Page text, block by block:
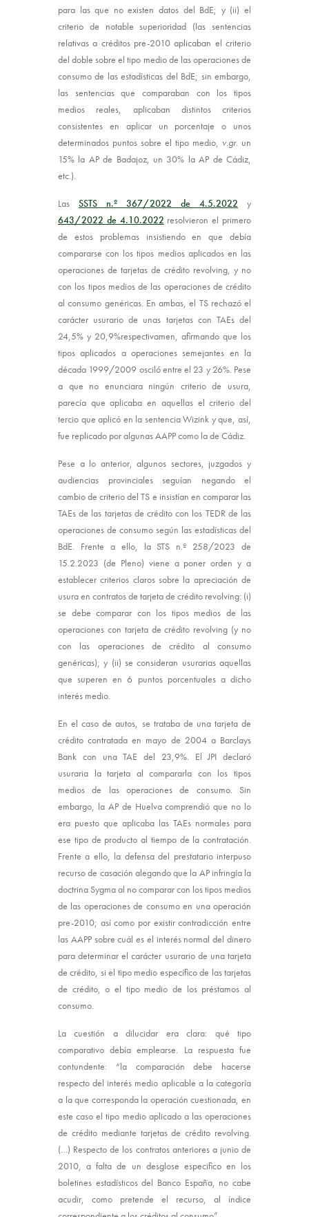
para las que no existen datos del BdE; y (ii) el
criterio de notable superioridad (las sentencias
relativas a créditos pre-2010 aplicaban el criterio
del doble sobre el tipo medio de las operaciones de
consumo de las estadísticas del BdE; sin embargo,
las sentencias que comparaban con los tipos
medios reales, aplicaban distintos criterios
consistentes en aplicar un porcentaje o unos
determinados puntos sobre el tipo medio, v.gr. un
15% la AP de Badajoz, un 30% la AP de Cádiz,
etc.).
Las SSTS n.º 367/2022 de 4.5.2022 y
643/2022 de 4.10.2022 resolvieron el primero
de estos problemas insistiendo en que debía
compararse con los tipos medios aplicados en las
operaciones de tarjetas de crédito revolving, y no
con los tipos medios de las operaciones de crédito
al consumo genéricas. En ambas, el TS rechazó el
carácter usurario de unas tarjetas con TAEs del
24,5% y 20,9%respectivamen, afirmando que los
tipos aplicados a operaciones semejantes en la
década 1999/2009 osciló entre el 23 y 26%. Pese
a que no enunciara ningún criterio de usura,
parecía que aplicaba en aquellas el criterio del
tercio que aplicó en la sentencia Wizink y que, así,
fue replicado por algunas AAPP como la de Cádiz.
Pese a lo anterior, algunos sectores, juzgados y
audiencias provinciales seguían negando el
cambio de criterio del TS e insistían en comparar las
TAEs de las tarjetas de crédito con los TEDR de las
operaciones de consumo según las estadísticas del
BdE. Frente a ello, la STS n.º 258/2023 de
15.2.2023 (de Pleno) viene a poner orden y a
establecer criterios claros sobre la apreciación de
usura en contratos de tarjeta de crédito revolving: (i)
se debe comparar con los tipos medios de las
operaciones con tarjeta de crédito revolving (y no
con las operaciones de crédito al consumo
genéricas); y (ii) se consideran usurarias aquellas
que superen en 6 puntos porcentuales a dicho
interés medio.
En el caso de autos, se trataba de una tarjeta de
crédito contratada en mayo de 2004 a Barclays
Bank con una TAE del 23,9%. El JPI declaró
usuraria la tarjeta al compararla con los tipos
medios de las operaciones de consumo. Sin
embargo, la AP de Huelva comprendió que no lo
era puesto que aplicaba las TAEs normales para
ese tipo de producto al tiempo de la contratación.
Frente a ello, la defensa del prestatario interpuso
recurso de casación alegando que la AP infringía la
doctrina Sygma al no comparar con los tipos medios
de las operaciones de consumo en una operación
pre-2010; así como por existir contradicción entre
las AAPP sobre cuál es el interés normal del dinero
para determinar el carácter usurario de una tarjeta
de crédito, si el tipo medio específico de las tarjetas
de crédito, o el tipo medio de los préstamos al
consumo.
La cuestión a dilucidar era clara: qué tipo
comparativo debía emplearse. La respuesta fue
contundente: “la comparación debe hacerse
respecto del interés medio aplicable a la categoría
a la que corresponda la operación cuestionada, en
este caso el tipo medio aplicado a las operaciones
de crédito mediante tarjetas de crédito revolving.
(…) Respecto de los contratos anteriores a junio de
2010, a falta de un desglose especifico en los
boletines estadísticos del Banco España, no cabe
acudir, como pretende el recurso, al índice